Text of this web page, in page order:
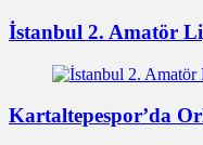
İstanbul 2. Amatör
Kartaltepespor’da